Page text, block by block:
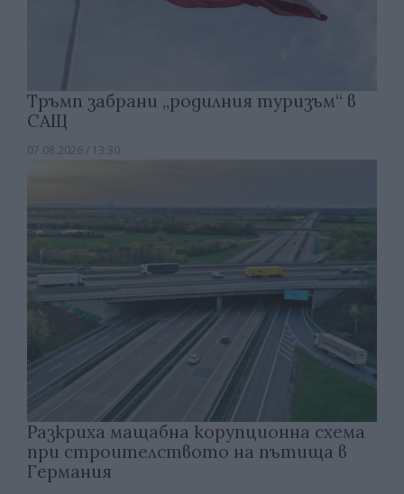
Тръмп забрани „родилния туризъм“ в
САЩ
07.08.2026 / 13:30
Разкриха мащабна корупционна схема
при строителството на пътища в
Германия